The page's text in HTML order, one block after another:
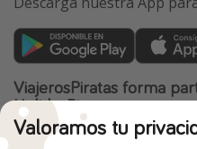
ViajerosPiratas forma
HolidayPirates
Nuestros mercados
Valoramos tu